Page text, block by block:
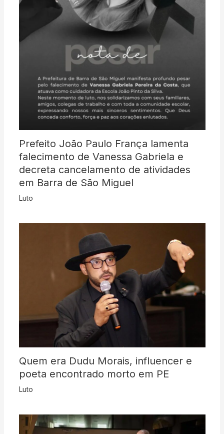
Prefeito João Paulo França lamenta
falecimento de Vanessa Gabriela e
decreta cancelamento de atividades
em Barra de São Miguel
Luto
Quem era Dudu Morais, influencer e
poeta encontrado morto em PE
Luto